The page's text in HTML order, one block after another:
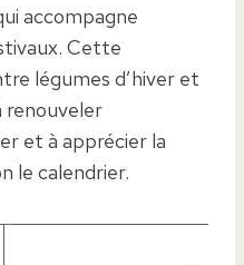
accompagne
Cette
légumes d’hiver et
renouveler
et à apprécier la
le calendrier.